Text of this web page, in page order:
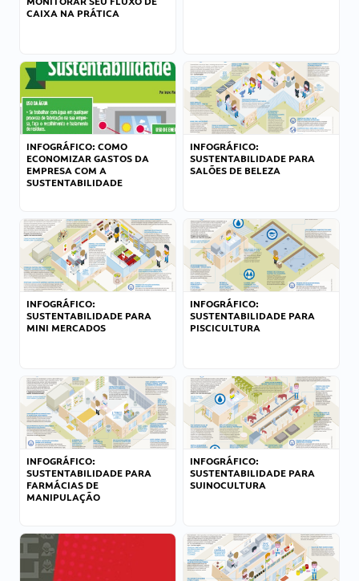
CAIXA NA PRÁTICA
INFOGRÁFICO: COMO
ECONOMIZAR GASTOS DA
EMPRESA COM A
SUSTENTABILIDADE
INFOGRÁFICO:
SUSTENTABILIDADE PARA
SALÕES DE BELEZA
INFOGRÁFICO:
SUSTENTABILIDADE PARA
MINI MERCADOS
INFOGRÁFICO:
SUSTENTABILIDADE PARA
PISCICULTURA
INFOGRÁFICO:
SUSTENTABILIDADE PARA
FARMÁCIAS DE
MANIPULAÇÃO
INFOGRÁFICO:
SUSTENTABILIDADE PARA
SUINOCULTURA